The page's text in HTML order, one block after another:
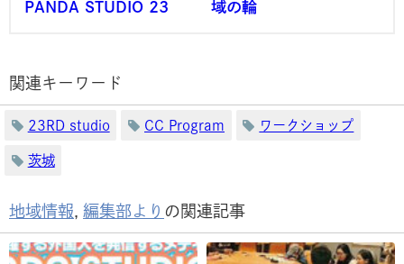
PANDA STUDIO 23
域の輪
関連キーワード
23RD studio CC Program ワークショップ
茨城
地域情報 編集部より の関連記事